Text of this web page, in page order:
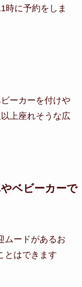
時に予約をしま
ーカーを付けや
上座れそうな広
ベビーカーで
ムードがあるお
とはできます